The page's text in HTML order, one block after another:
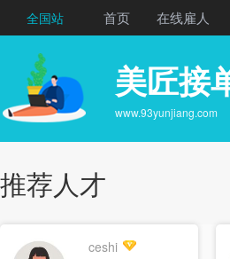
全国站 首页 在线雇人
美匠接
www.93yunjiang.com
推荐人才
ceshi